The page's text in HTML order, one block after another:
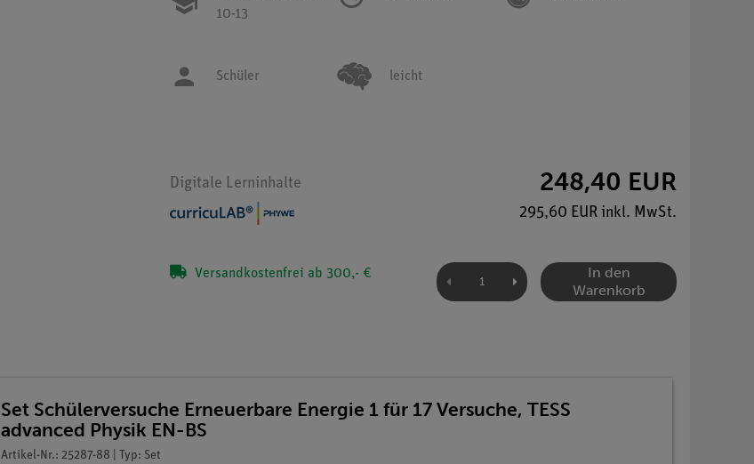
10-13
Schüler leicht
Digitale Lerninhalte 248,40 EUR
295,60 EUR inkl. MwSt.
Versandkostenfrei ab 300,- €
In den
Warenkorb
Set Schülerversuche Erneuerbare Energie 1 für 17 Versuche, TESS
advanced Physik EN-BS
Artikel-Nr.: 25287-88 | Typ: Set